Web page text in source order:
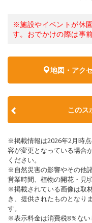
※施設やイベントが休
す。おでかけの際は事
地図・アク
このス
※掲載情報は2026年2月時
容が変更となっている場合
ください。
※自然災害の影響やその他
営業時間、植物の開花・見
※掲載されている画像は取
き、提供されたものとなり
す。
※表示料金は消費税8％ない